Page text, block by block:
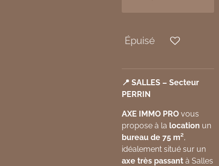
Épuisé
📍 SALLES – Secteur
PERRIN
AXE IMMO PRO vous
propose à la location un
bureau de 75 m²,
idéalement situé sur un
axe très passant à Salles